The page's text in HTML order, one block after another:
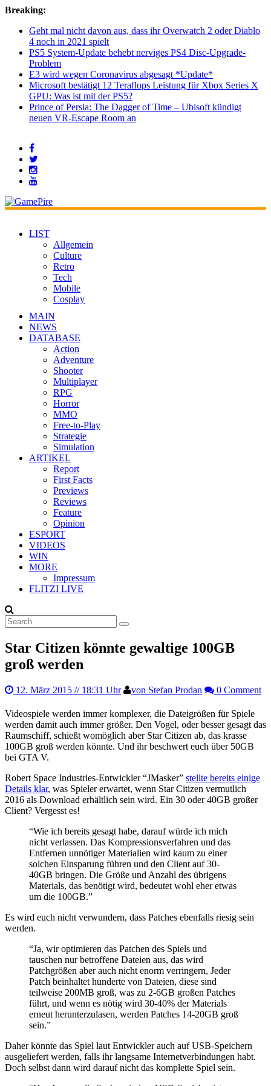
Breaking:
Geht mal nicht davon aus, dass ihr Overwatch 2 oder Diablo
4 noch in 2021 spielt
PS5 System-Update behebt nerviges PS4 Disc-Upgrade-
Problem
E3 wird wegen Coronavirus abgesagt *Update*
Microsoft bestätigt 12 Teraflops Leistung für Xbox Series X
GPU: Was ist mit der PS5?
Prince of Persia: The Dagger of Time – Ubisoft kündigt
neuen VR-Escape Room an
LIST
Allgemein
Culture
Retro
Tech
Mobile
Cosplay
MAIN
NEWS
DATABASE
Action
Adventure
Shooter
Multiplayer
RPG
Horror
MMO
Free-to-Play
Strategie
Simulation
ARTIKEL
Report
First Facts
Previews
Reviews
Feature
Opinion
ESPORT
VIDEOS
WIN
MORE
Impressum
FLITZI LIVE
Star Citizen könnte gewaltige 100GB
groß werden
12. März 2015 // 18:31 Uhr von Stefan Prodan 0 Comment
Videospiele werden immer komplexer, die Dateigrößen für Spiele
werden damit auch immer größer. Den Vogel, oder besser gesagt das
Raumschiff, schießt womöglich aber Star Citizen ab, das krasse
100GB groß werden könnte. Und ihr beschwert euch über 50GB
bei GTA V.
Robert Space Industries-Entwickler “JMasker” stellte bereits einige
Details klar, was Spieler erwartet, wenn Star Citizen vermutlich
2016 als Download erhältlich sein wird. Ein 30 oder 40GB großer
Client? Vergesst es!
“Wie ich bereits gesagt habe, darauf würde ich mich
nicht verlassen. Das Kompressionsverfahren und das
Entfernen unnötiger Materialien wird kaum zu einer
solchen Einsparung führen und den Client auf 30-
40GB bringen. Die Größe und Anzahl des übrigens
Materials, das benötigt wird, bedeutet wohl eher etwas
um die 100GB.”
Es wird euch nicht verwundern, dass Patches ebenfalls riesig sein
werden.
“Ja, wir optimieren das Patchen des Spiels und
tauschen nur betroffene Dateien aus, das wird
Patchgrößen aber auch nicht enorm verringern, Jeder
Patch beinhaltet hunderte von Dateien, diese sind
teilweise 200MB groß, was zu 2-6GB großen Patches
führt, und wenn es nötig wird 30-40% der Materials
erneut herunterzulasen, werden Patches 14-20GB groß
sein.”
Daher könnte das Spiel laut Entwickler auch auf USB-Speichern
ausgeliefert werden, falls ihr langsame Internetverbindungen habt.
Doch selbst dann wird darauf nicht das komplette Spiel sein.